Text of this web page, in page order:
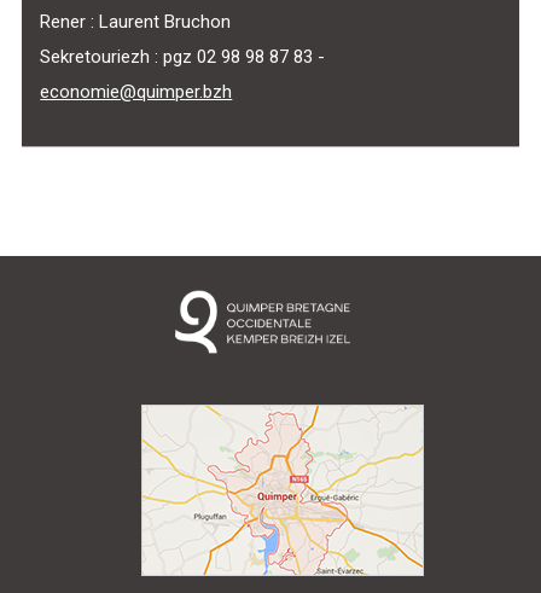
Rener : Laurent Bruchon
Sekretouriezh : pgz 02 98 98 87 83 -
economie@quimper.bzh